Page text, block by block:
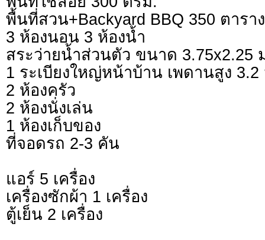
พื้นที่สวน+Backyard BBQ 350 ตารา
3 ห้องนอน 3 ห้องน้ำ
สระว่ายน้ำส่วนตัว ขนาด 3.75x2.25
1 ระเบียงใหญ่หน้าบ้าน เพดานสูง 3.2
2 ห้องครัว
2 ห้องนั่งเล่น
1 ห้องเก็บของ
ที่จอดรถ 2-3 คัน
แอร์ 5 เครื่อง
เครื่องซักผ้า 1 เครื่อง
ตู้เย็น 2 เครื่อง